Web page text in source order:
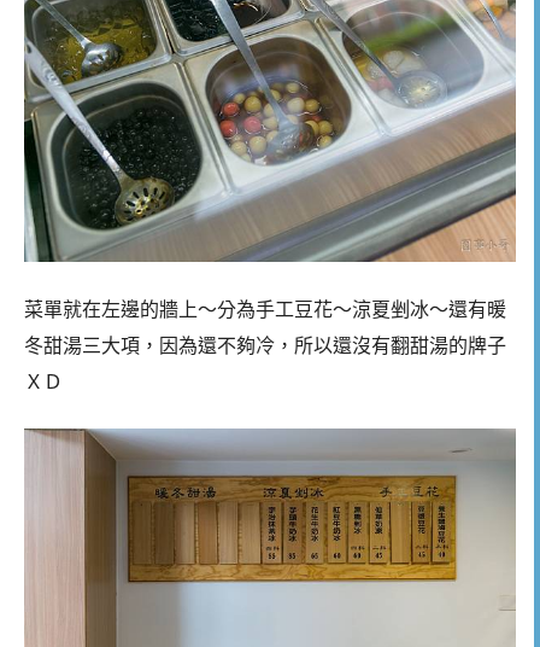
菜單就在左邊的牆上～分為手工豆花～涼夏剉冰～還有暖
冬甜湯三大項，因為還不夠冷，所以還沒有翻甜湯的牌子
ＸＤ